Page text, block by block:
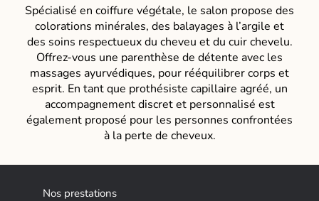
Spécialisé en coiffure végétale, le salon propose des
colorations minérales, des balayages à l’argile et
des soins respectueux du cheveu et du cuir chevelu.
Offrez-vous une parenthèse de détente avec les
massages ayurvédiques, pour rééquilibrer corps et
esprit. En tant que prothésiste capillaire agréé, un
accompagnement discret et personnalisé est
également proposé pour les personnes confrontées
à la perte de cheveux.
Nos prestations